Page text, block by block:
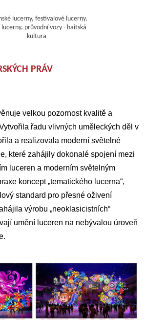
PRÁV
velkou pozornost kvalitě a
řadu vlivných uměleckých děl v
a realizovala moderní světelné
které zahájily dokonalé spojení mezi
luceren a moderním světelným
koncept „tematického lucerna“,
standard pro přesné oživení
výrobu „neoklasicistních“
umění luceren na nebývalou úroveň